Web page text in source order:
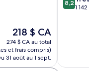
Le
prix
est
de
218 $ CA
218 $ CA
274 $ CA au total
et frais compris)
31 août au 1 sept.
sur
8,2
1